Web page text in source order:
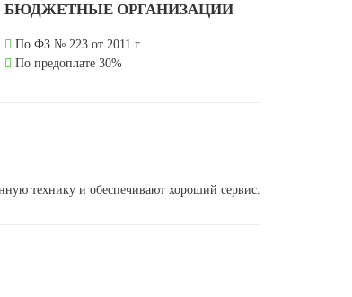
БЮДЖЕТНЫЕ ОРГАНИЗАЦИИ
По ФЗ № 223 от 2011 г.
По предоплате 30%
технику и обеспечивают хороший сервис.